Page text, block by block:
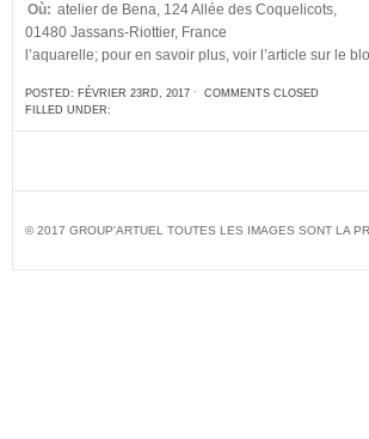
Où: atelier de Bena, 124 Allée des Coquelicots,
01480 Jassans-Riottier, France
l’aquarelle; pour en savoir plus, voir l’article sur le
POSTED: FÉVRIER 23RD, 2017 ˑ COMMENTS CLOSED
FILLED UNDER:
© 2017 GROUP'ARTUEL TOUTES LES IMAGES SONT LA